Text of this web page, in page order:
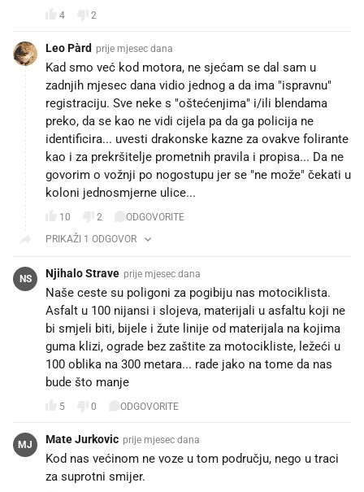
4 2
Leo Pàrd prije mjesec dana
Kad smo već kod motora, ne sjećam se dal sam u
zadnjih mjesec dana vidio jednog a da ima "ispravnu"
registraciju. Sve neke s "oštećenjima" i/ili blendama
preko, da se kao ne vidi cijela pa da ga policija ne
identificira... uvesti drakonske kazne za ovakve folirante
kao i za prekršitelje prometnih pravila i propisa... Da ne
govorim o vožnji po nogostupu jer se "ne može" čekati u
koloni jednosmjerne ulice...
10 2
ODGOVORITE
PRIKAŽI 1 ODGOVOR
NS Njihalo Strave prije mjesec dana
Naše ceste su poligoni za pogibiju nas motociklista.
Asfalt u 100 nijansi i slojeva, materijali u asfaltu koji ne
bi smjeli biti, bijele i žute linije od materijala na kojima
guma klizi, ograde bez zaštite za motocikliste, ležeći u
100 oblika na 300 metara... rade jako na tome da nas
bude što manje
5 0 ODGOVORITE
MJ Mate Jurkovic prije mjesec dana
Kod nas većinom ne voze u tom području, nego u traci
za suprotni smijer.